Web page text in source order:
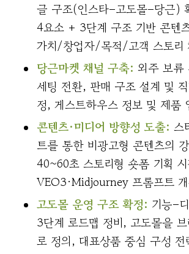
글 구조(인스타–고도몰–당근)
4요소 + 3단계 구조 기반 콘텐
가치/창업자/목적/고객 스토리
당근마켓 채널 구축: 외주 보류
세팅 전환, 판매 구조 설계 및
정, 게스트하우스 정보 및 제품
콘텐츠·미디어 방향성 도출: 스
트를 통한 비광고형 콘텐츠의
40~60초 스토리형 숏폼 기획
VEO3·Midjourney 프롬프트
고도몰 운영 구조 확정: 기능–
3단계 로드맵 정비, 고도몰을
로 정의, 대표상품 중심 구성 전